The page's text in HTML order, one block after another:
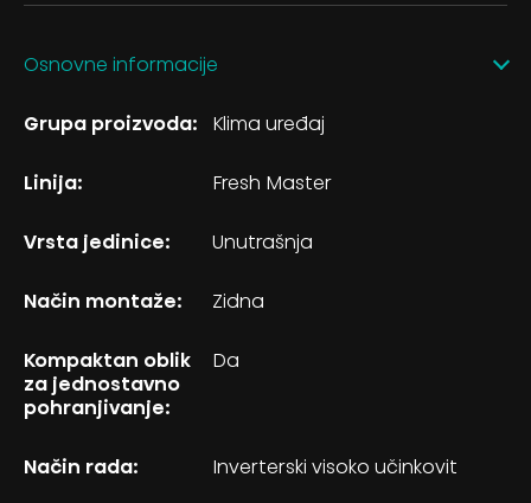
Osnovne informacije
Grupa proizvoda: Klima uređaj
Linija: Fresh Master
Vrsta jedinice: Unutrašnja
Način montaže: Zidna
Kompaktan oblik
za jednostavno
pohranjivanje:
Da
Način rada: Inverterski visoko učinkovit